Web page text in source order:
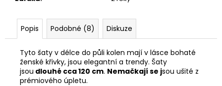
Popis Podobné (8) Diskuze
Tyto šaty v délce do půli kolen mají v lásce bohaté
ženské křivky, jsou elegantní a trendy. Šaty
jsou dlouhé cca 120 cm. Nemačkají se jsou ušité z
prémiového úpletu.